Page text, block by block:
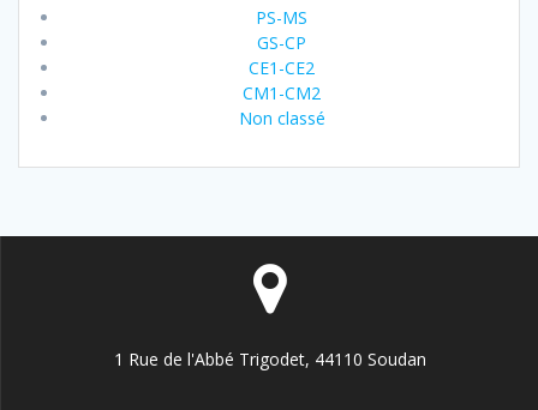
PS-MS
GS-CP
CE1-CE2
CM1-CM2
Non classé
1 Rue de l'Abbé Trigodet, 44110 Soudan